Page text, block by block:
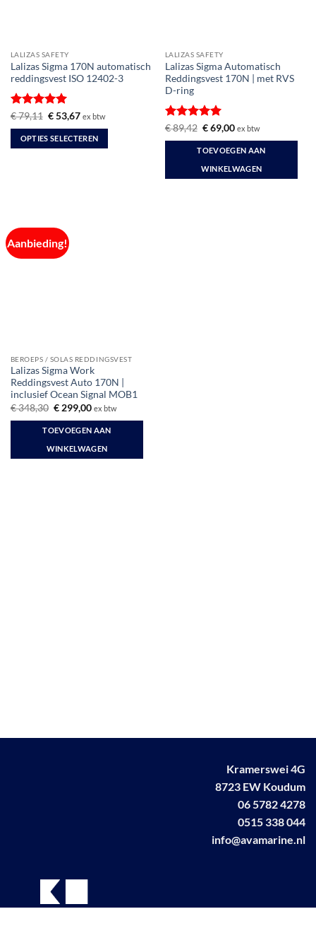
LALIZAS SAFETY
Lalizas Sigma 170N automatisch
reddingsvest ISO 12402-3
Gewaardeerd
5uit 5
€79,11 Oorspronkelijke
was:
€ 79,11.
€53,67Huidige
is:
€ 53,67.
ex btw
OPTIES SELECTEREN
Deze
optie
kan
LALIZAS SAFETY
Lalizas Sigma Automatisch
Reddingsvest 170N | met RVS
D-ring
Gewaardeerd
5uit 5
€89,42 Oorspronkelijke
was:
€ 89,42.
€69,00Huidige
is:
€ 69,00.
ex btw
TOEVOEGEN AAN
WINKELWAGEN
Aanbieding!
BEROEPS / SOLAS REDDINGSVEST
Lalizas Sigma Work
Reddingsvest Auto 170N |
inclusief Ocean Signal MOB1
€348,30 Oorspronkelijke
was:
€ 348,30.
€299,00Huidige
is:
€ 299,00.
ex btw
TOEVOEGEN AAN
WINKELWAGEN
Kramerswei 4G
8723 EW Koudum
06 5782 4278
0515 338 044
info@avamarine.nl